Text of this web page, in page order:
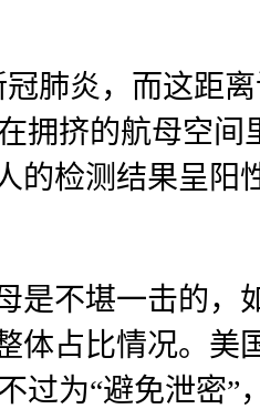
肺炎，而这距
拥挤的航母空间
的检测结果呈阳
是不堪一击的，
体占比情况。美
过为“避免泄密”